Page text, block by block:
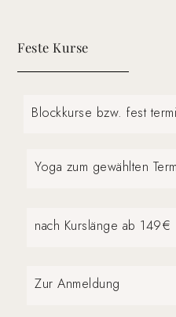
Feste Kurse
Blockkurse bzw. fest
Yoga zum gewählten
nach Kurslänge ab 149€
Zur Anmeldung